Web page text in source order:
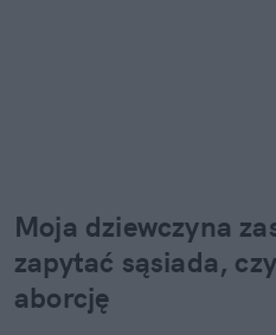
Moja dziewczyna
zapytać sąsiada,
aborcję